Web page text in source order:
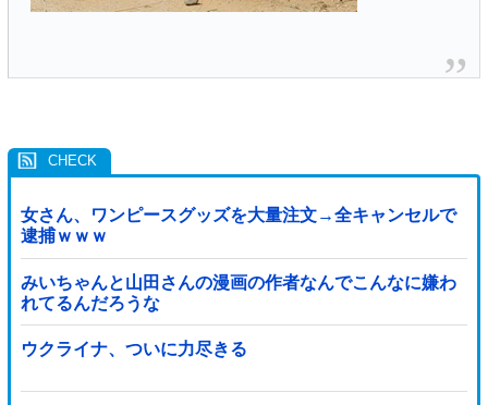
女さん、ワンピースグッズを大量注文→全キャンセルで
逮捕ｗｗｗ
みいちゃんと山田さんの漫画の作者なんでこんなに嫌わ
れてるんだろうな
ウクライナ、ついに力尽きる